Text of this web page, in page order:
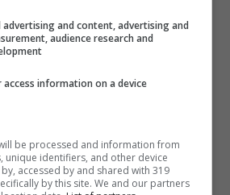
‘Che Dio ci aiuti 6‘ avrebbe
onda il giorno 4 marzo
programmazione è stata
di Sanremo. Salvo
in onda dei prossimi
advertising and content, advertising and
audience research and
information on a device
be processed and information from
unique identifiers, and other device
accessed by and shared with 319
by this site. We and our partners